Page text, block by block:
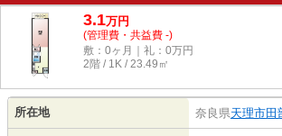
3.1万円
(管理費・共益費 -)
敷：0ヶ月｜礼：0万円
2階 / 1K / 23.49㎡
所在地 奈良県天理市田